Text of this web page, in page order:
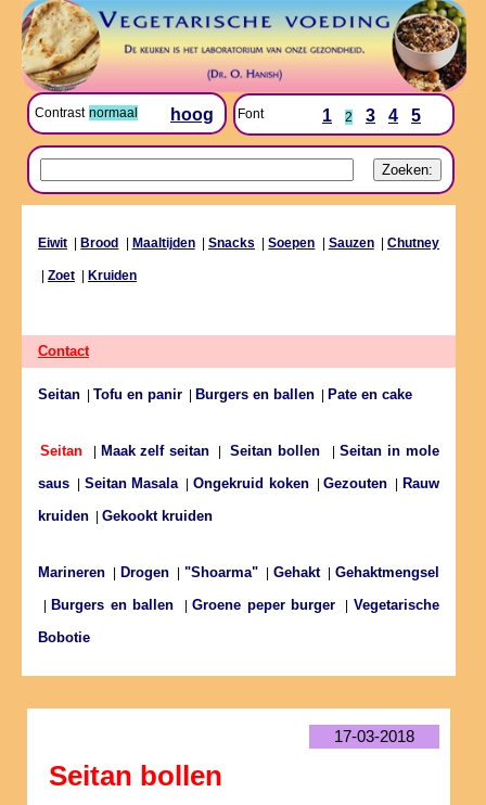
Contrast normaal hoog Font 1 2 3 4 5
Eiwit Brood Maaltijden|Snacks |Soepen Sauzen|Chutney
Zoet Kruiden
Contact
Seitan Tofu en panir Burgers en ballen Pate en cake
Seitan Maak zelf seitan Seitan bollen |Seitan in mole
saus
Seitan Masala|Ongekruid koken|Gezouten
Rauw
kruiden
Gekookt kruiden
Marineren Drogen "Shoarma" Gehakt|Gehaktmengsel
Burgers en ballen |Groene peper burger |Vegetarische
Bobotie
17-03-2018
Seitan bollen